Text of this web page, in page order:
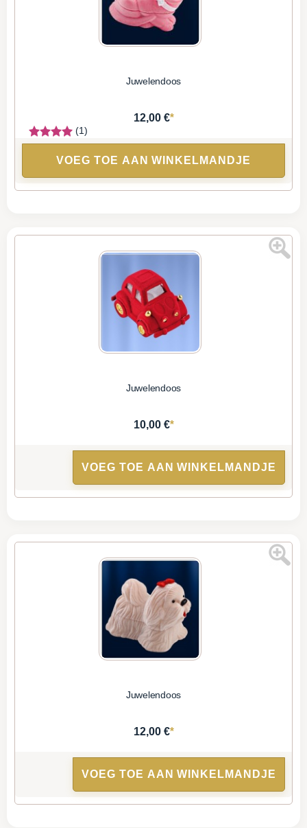
Juwelendoos
12,00 €*
(1)
VOEG TOE AAN WINKELMANDJE
Juwelendoos
10,00 €*
VOEG TOE AAN WINKELMANDJE
Juwelendoos
12,00 €*
VOEG TOE AAN WINKELMANDJE